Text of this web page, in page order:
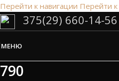
Перейти к навигации Перейти к
Сэкономим Ваше
Рассчитаем мощность |
наличии и
375(29) 660-14-56
МЕНЮ
790